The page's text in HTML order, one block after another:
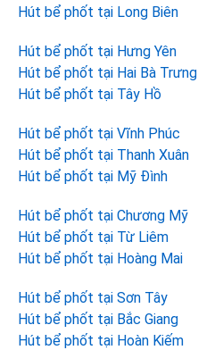
Hút bể phốt tại Long Biên
Hút bể phốt tại Hưng Yên
Hút bể phốt tại Hai Bà Trưng
Hút bể phốt tại Tây Hồ
Hút bể phốt tại Vĩnh Phúc
Hút bể phốt tại Thanh Xuân
Hút bể phốt tại Mỹ Đình
Hút bể phốt tại Chương Mỹ
Hút bể phốt tại Từ Liêm
Hút bể phốt tại Hoàng Mai
Hút bể phốt tại Sơn Tây
Hút bể phốt tại Bắc Giang
Hút bể phốt tại Hoàn Kiếm